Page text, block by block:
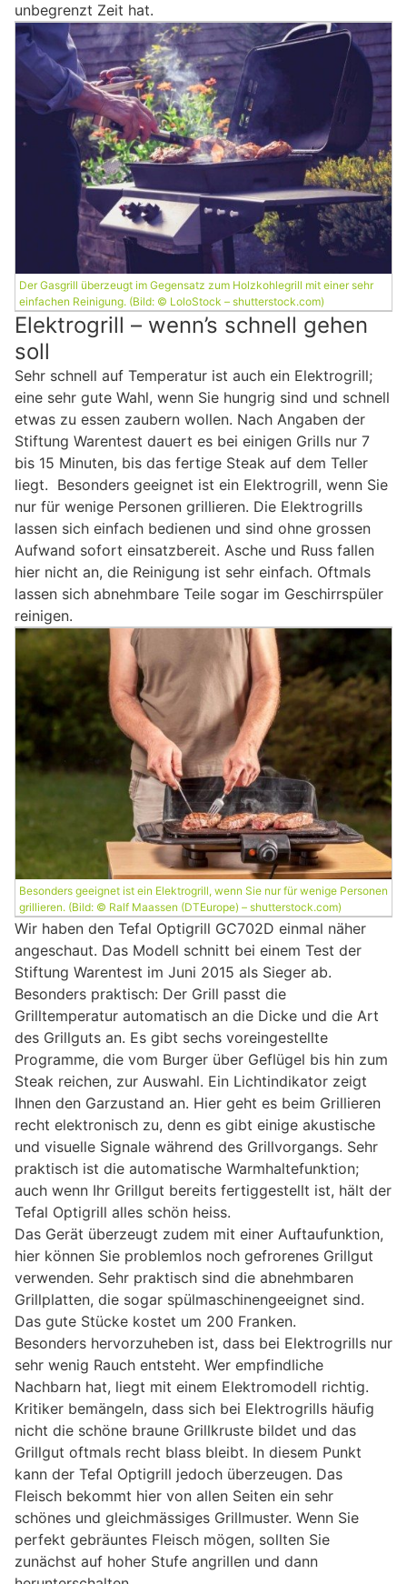
unbegrenzt Zeit hat.
Der Gasgrill überzeugt im Gegensatz zum Holzkohlegrill mit einer sehr
einfachen Reinigung. (Bild: © LoloStock – shutterstock.com)
Elektrogrill – wenn’s schnell gehen
soll
Sehr schnell auf Temperatur ist auch ein Elektrogrill;
eine sehr gute Wahl, wenn Sie hungrig sind und schnell
etwas zu essen zaubern wollen. Nach Angaben der
Stiftung Warentest dauert es bei einigen Grills nur 7
bis 15 Minuten, bis das fertige Steak auf dem Teller
liegt. Besonders geeignet ist ein Elektrogrill, wenn Sie
nur für wenige Personen grillieren. Die Elektrogrills
lassen sich einfach bedienen und sind ohne grossen
Aufwand sofort einsatzbereit. Asche und Russ fallen
hier nicht an, die Reinigung ist sehr einfach. Oftmals
lassen sich abnehmbare Teile sogar im Geschirrspüler
reinigen.
Besonders geeignet ist ein Elektrogrill, wenn Sie nur für wenige Personen
grillieren. (Bild: © Ralf Maassen (DTEurope) – shutterstock.com)
Wir haben den Tefal Optigrill GC702D einmal näher
angeschaut. Das Modell schnitt bei einem Test der
Stiftung Warentest im Juni 2015 als Sieger ab.
Besonders praktisch: Der Grill passt die
Grilltemperatur automatisch an die Dicke und die Art
des Grillguts an. Es gibt sechs voreingestellte
Programme, die vom Burger über Geflügel bis hin zum
Steak reichen, zur Auswahl. Ein Lichtindikator zeigt
Ihnen den Garzustand an. Hier geht es beim Grillieren
recht elektronisch zu, denn es gibt einige akustische
und visuelle Signale während des Grillvorgangs. Sehr
praktisch ist die automatische Warmhaltefunktion;
auch wenn Ihr Grillgut bereits fertiggestellt ist, hält der
Tefal Optigrill alles schön heiss.
Das Gerät überzeugt zudem mit einer Auftaufunktion,
hier können Sie problemlos noch gefrorenes Grillgut
verwenden. Sehr praktisch sind die abnehmbaren
Grillplatten, die sogar spülmaschinengeeignet sind.
Das gute Stücke kostet um 200 Franken.
Besonders hervorzuheben ist, dass bei Elektrogrills nur
sehr wenig Rauch entsteht. Wer empfindliche
Nachbarn hat, liegt mit einem Elektromodell richtig.
Kritiker bemängeln, dass sich bei Elektrogrills häufig
nicht die schöne braune Grillkruste bildet und das
Grillgut oftmals recht blass bleibt. In diesem Punkt
kann der Tefal Optigrill jedoch überzeugen. Das
Fleisch bekommt hier von allen Seiten ein sehr
schönes und gleichmässiges Grillmuster. Wenn Sie
perfekt gebräuntes Fleisch mögen, sollten Sie
zunächst auf hoher Stufe angrillen und dann